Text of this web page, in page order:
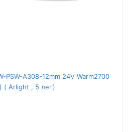
PSW-A308-12mm 24V Warm2700
( Arlight , 5 лет)